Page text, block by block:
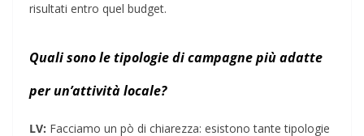
risultati entro quel budget.
Quali sono le tipologie di campagne più adatte
per un’attività locale?
LV: Facciamo un pò di chiarezza: esistono tante tipologie